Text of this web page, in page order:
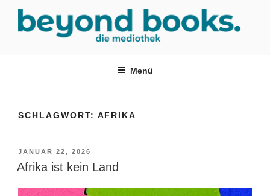
springen
Menü
SCHLAGWORT: AFRIKA
VERÖFFENTLICHT
AM
JANUAR 22, 2026
Afrika ist kein Land